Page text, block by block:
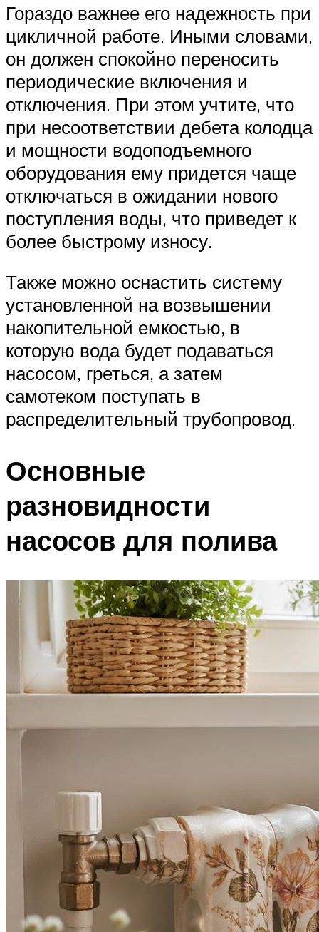
Гораздо важнее его надежность при
цикличной работе. Иными словами,
он должен спокойно переносить
периодические включения и
отключения. При этом учтите, что
при несоответствии дебета колодца
и мощности водоподъемного
оборудования ему придется чаще
отключаться в ожидании нового
поступления воды, что приведет к
более быстрому износу.
Также можно оснастить систему
установленной на возвышении
накопительной емкостью, в
которую вода будет подаваться
насосом, греться, а затем
самотеком поступать в
распределительный трубопровод.
Основные
разновидности
насосов для полива